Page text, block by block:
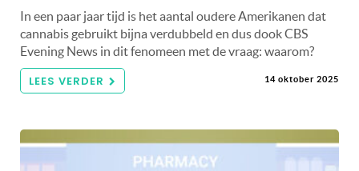
In een paar jaar tijd is het aantal oudere Amerikanen dat
cannabis gebruikt bijna verdubbeld en dus dook CBS
Evening News in dit fenomeen met de vraag: waarom?
LEES VERDER 14 oktober 2025